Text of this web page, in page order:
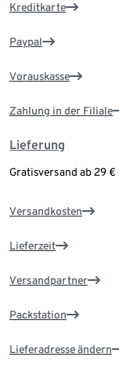
Kreditkarte
Paypal
Vorauskasse
Zahlung in der Filiale
Lieferung
Gratisversand ab 29
Versandkosten
Lieferzeit
Versandpartner
Packstation
Lieferadresse ändern